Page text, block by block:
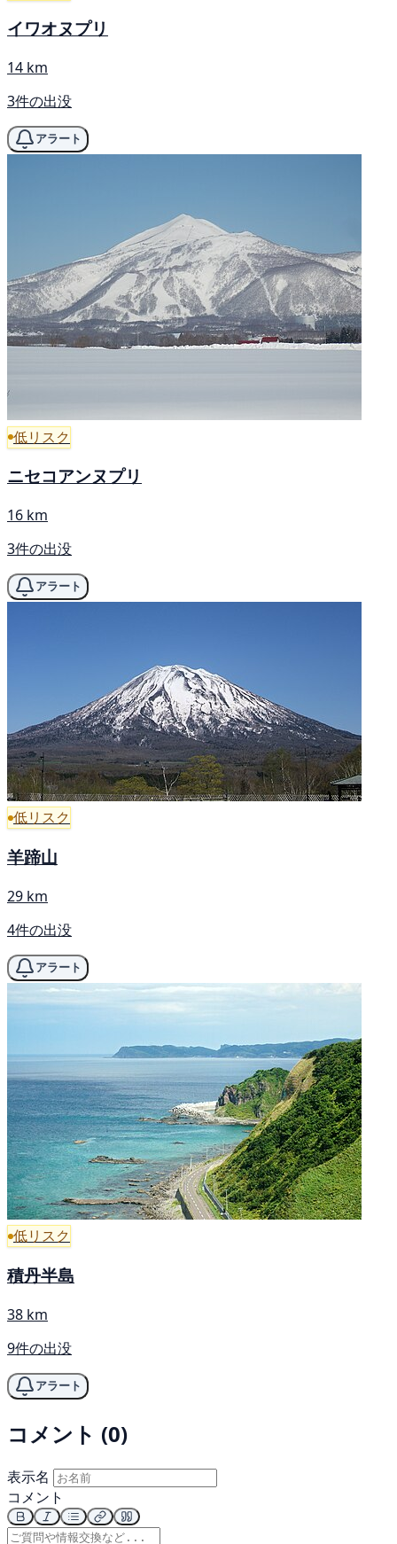
イワオヌプリ
14 km
3件の出没
アラート
低リスク
ニセコアンヌプリ
16 km
3件の出没
アラート
低リスク
羊蹄山
29 km
4件の出没
アラート
低リスク
積丹半島
38 km
9件の出没
アラート
コメント (0)
表示名
コメント